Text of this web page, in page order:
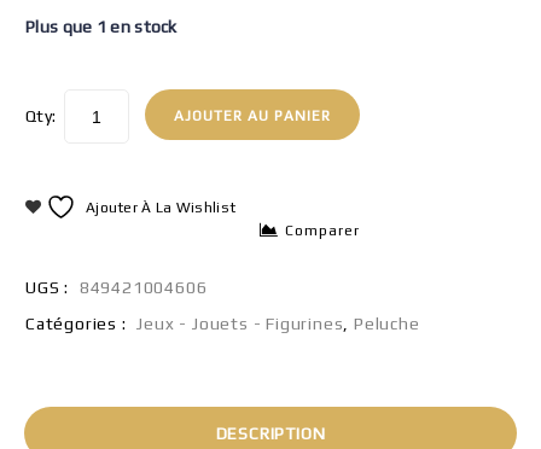
Plus que 1 en stock
Qty: AJOUTER AU PANIER
Ajouter À La Wishlist
Comparer
UGS :
849421004606
Catégories :
Jeux - Jouets - Figurines ,Peluche
DESCRIPTION